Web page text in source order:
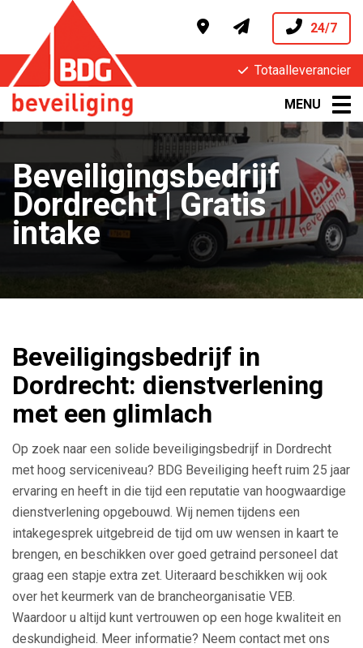
24/7
Totaalleverancier
MENU
Beveiligingsbedrijf
Dordrecht | Gratis
intake
Beveiligingsbedrijf in
Dordrecht: dienstverlening
met een glimlach
Op zoek naar een solide beveiligingsbedrijf in Dordrecht
met hoog serviceniveau? BDG Beveiliging heeft ruim 25 jaar
ervaring en heeft in die tijd een reputatie van hoogwaardige
dienstverlening opgebouwd. Wij nemen tijdens een
intakegesprek uitgebreid de tijd om uw wensen in kaart te
brengen, en beschikken over goed getraind personeel dat
graag een stapje extra zet. Uiteraard beschikken wij ook
over het keurmerk van de brancheorganisatie VEB.
Waardoor u altijd kunt vertrouwen op een hoge kwaliteit en
deskundigheid. Meer informatie? Neem contact met ons